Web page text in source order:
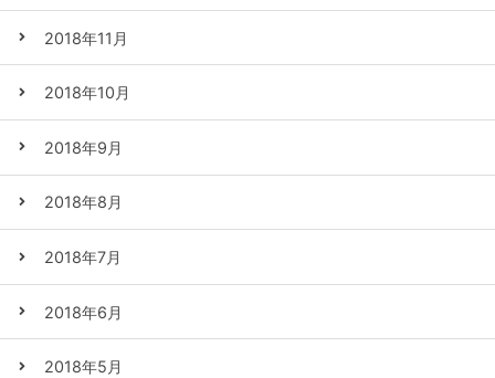
2018年11月
2018年10月
2018年9月
2018年8月
2018年7月
2018年6月
2018年5月